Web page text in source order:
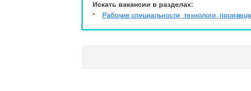
Искать вакансии в разделах:
Рабочие специальности, технологи,